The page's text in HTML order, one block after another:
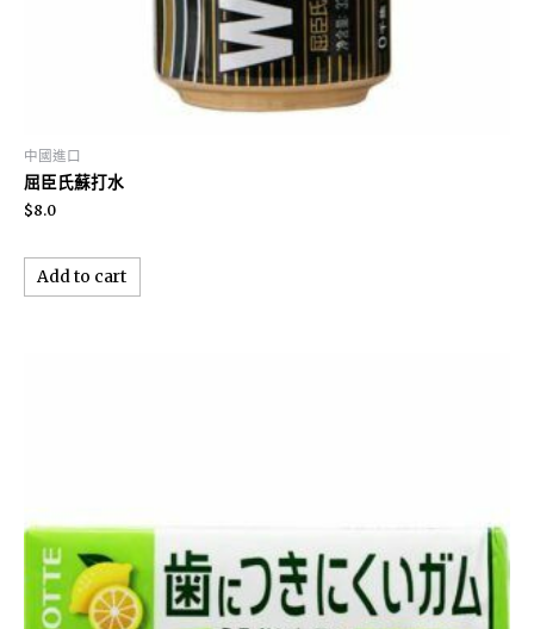
中國進口
屈臣氏蘇打水
$8.0
Add to cart